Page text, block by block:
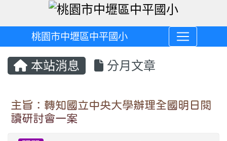
桃園市中壢區中平國小
本站消息 分月文章
主旨：轉知國立中央大學辦理全國明日閱
讀研討會一案